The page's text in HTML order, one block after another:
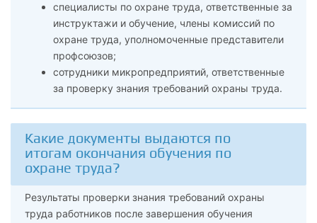
специалисты по охране труда, ответственные за
инструктажи и обучение, члены комиссий по
охране труда, уполномоченные представители
профсоюзов;
сотрудники микропредприятий, ответственные
за проверку знания требований охраны труда.
Какие документы выдаются по
итогам окончания обучения по
охране труда?
Результаты проверки знания требований охраны
труда работников после завершения обучения